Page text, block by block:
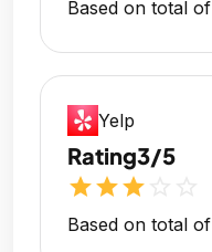
Based on total of
Yelp
Rating3/5
starstarstar
Based on total of